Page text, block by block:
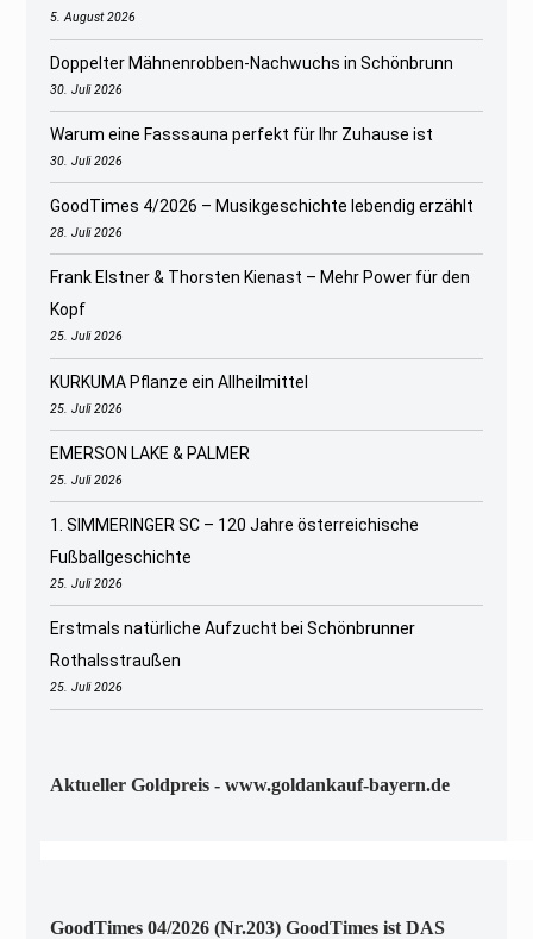
5. August 2026
Doppelter Mähnenrobben-Nachwuchs in Schönbrunn
30. Juli 2026
Warum eine Fasssauna perfekt für Ihr Zuhause ist
30. Juli 2026
GoodTimes 4/2026 – Musikgeschichte lebendig erzählt
28. Juli 2026
Frank Elstner & Thorsten Kienast – Mehr Power für den
Kopf
25. Juli 2026
KURKUMA Pflanze ein Allheilmittel
25. Juli 2026
EMERSON LAKE & PALMER
25. Juli 2026
1. SIMMERINGER SC – 120 Jahre österreichische
Fußballgeschichte
25. Juli 2026
Erstmals natürliche Aufzucht bei Schönbrunner
Rothalsstraußen
25. Juli 2026
Aktueller Goldpreis - www.goldankauf-bayern.de
GoodTimes 04/2026 (Nr.203) GoodTimes ist DAS